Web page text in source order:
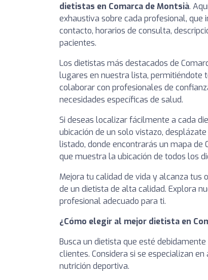
dietistas en Comarca de Montsià.
exhaustiva sobre cada profesional, que
contacto, horarios de consulta,
pacientes.
Los dietistas más destacados de
lugares en nuestra lista, permitiéndote
colaborar con profesionales de
necesidades específicas de salud.
Si deseas localizar fácilmente a cada
ubicación de un solo vistazo,
listado, donde encontrarás un mapa de
que muestra la ubicación de todos los
Mejora tu calidad de vida y alcanza tus
de un dietista de alta calidad. Explora
profesional adecuado para ti.
¿Cómo elegir al mejor dietista en
Busca un dietista que esté
clientes. Considera si se especializan
nutrición deportiva.